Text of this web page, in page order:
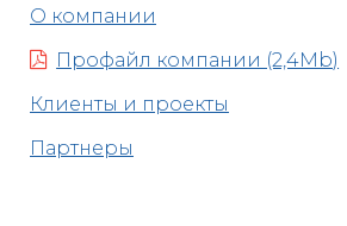
О компании
Профайл компании (2,4Mb)
Клиенты и проекты
Партнеры